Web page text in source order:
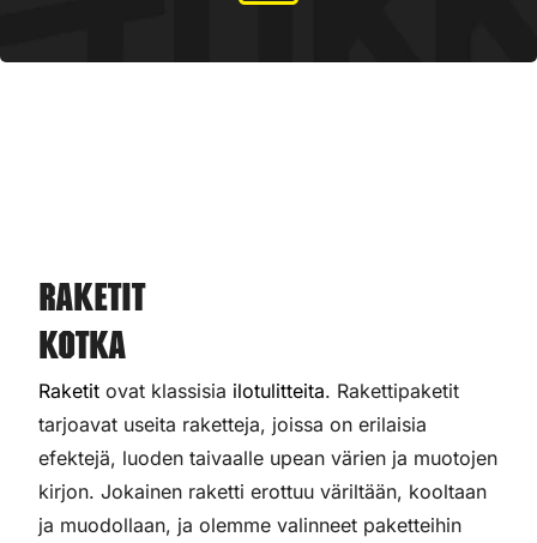
Raketit
Kotka
Raketit ovat klassisia ilotulitteita. Rakettipaketit
tarjoavat useita raketteja, joissa on erilaisia
efektejä, luoden taivaalle upean värien ja muotojen
kirjon. Jokainen raketti erottuu väriltään, kooltaan
ja muodollaan, ja olemme valinneet paketteihin